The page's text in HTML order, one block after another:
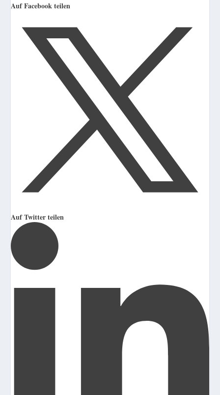
Auf Facebook teilen
Auf Twitter teilen